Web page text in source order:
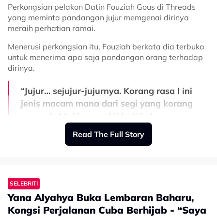
pernah putus-putus memberikan nasihat, doa dan
sokongan sepanjang kami saling mengenali. Nasihat
dan kasih sayang kalian menjadi kekuatan untuk kami
baik daripada sebelumnya," ujarnya.
Berikut perkongsian penuh Jazmy Juma:
Perkongsian pelakon Datin Fouziah Gous di Threads
yang meminta pandangan jujur memgenai dirinya
meraih perhatian ramai.
Menerusi perkongsian itu, Fouziah berkata dia terbuka
untuk menerima apa saja pandangan orang terhadap
dirinya.
“Jujur… sejujur-jujurnya. Korang rasa I ini
jenis macam mana dari segi yang korang
nampak. I takkan ambil hati kalau
pandangan korang tak baik. Saya sangat
terbuka. Hanya nak tahu dari segi
Rata-rata wargamaya memuji sikap peramah Fouziah
selain masih ingat iklan rambut yang pernah
dilakukannya sebelum berhijab.
Read The Full Story
SELEBRITI
Yana Alyahya Buka Lembaran Baharu,
Kongsi Perjalanan Cuba Berhijab - “Saya